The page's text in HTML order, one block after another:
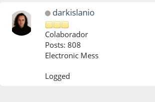
darkislanio
Colaborador
Posts: 808
Electronic Mess
Logged